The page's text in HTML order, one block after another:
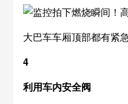
大巴车车厢顶部都有紧
4
利用车内安全阀